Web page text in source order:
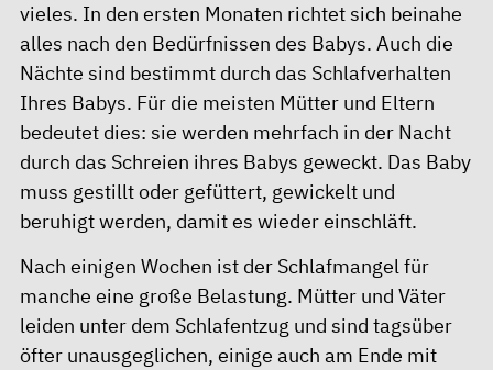
vieles. In den ersten Monaten richtet sich beinahe
alles nach den Bedürfnissen des Babys. Auch die
Nächte sind bestimmt durch das Schlafverhalten
Ihres Babys. Für die meisten Mütter und Eltern
bedeutet dies: sie werden mehrfach in der Nacht
durch das Schreien ihres Babys geweckt. Das Baby
muss gestillt oder gefüttert, gewickelt und
beruhigt werden, damit es wieder einschläft.
Nach einigen Wochen ist der Schlafmangel für
manche eine große Belastung. Mütter und Väter
leiden unter dem Schlafentzug und sind tagsüber
öfter unausgeglichen, einige auch am Ende mit